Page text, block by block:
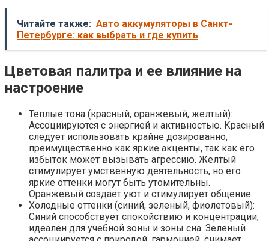
Читайте также: Авто аккумуляторы в Санкт-
Петербурге: как выбрать и где купить
Цветовая палитра и ее влияние на
настроение
Теплые тона (красный, оранжевый, желтый):
Ассоциируются с энергией и активностью. Красный
следует использовать крайне дозированно,
преимущественно как яркие акценты, так как его
избыток может вызывать агрессию. Желтый
стимулирует умственную деятельность, но его
яркие оттенки могут быть утомительны.
Оранжевый создает уют и стимулирует общение.
Холодные оттенки (синий, зеленый, фиолетовый):
Синий способствует спокойствию и концентрации,
идеален для учебной зоны и зоны сна. Зеленый